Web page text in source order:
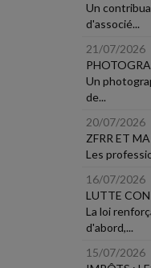
Un
d'associé...
21/07/2026
Un
de...
20/07/2026
ZFRR ET
Les
16/07/2026
LUTTE
La loi
d'abord,...
15/07/2026